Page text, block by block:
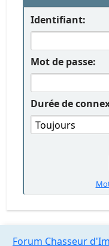
Identifiant:
Mot de passe:
Durée de
Forum Chasseur